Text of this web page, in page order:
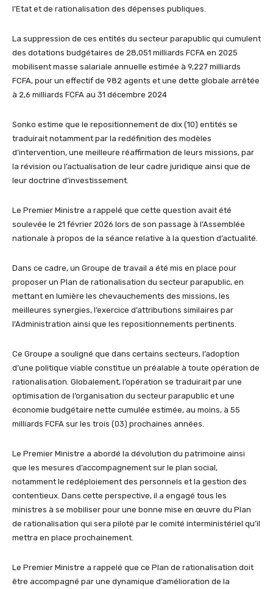
l’Etat et de rationalisation des dépenses publiques.
La suppression de ces entités du secteur parapublic qui cumulent
des dotations budgétaires de 28,051 milliards FCFA en 2025
mobilisent masse salariale annuelle estimée à 9,227 milliards
FCFA, pour un effectif de 982 agents et une dette globale arrêtée
à 2,6 milliards FCFA au 31 décembre 2024
Sonko estime que le repositionnement de dix (10) entités se
traduirait notamment par la redéfinition des modèles
d’intervention, une meilleure réaffirmation de leurs missions, par
la révision ou l’actualisation de leur cadre juridique ainsi que de
leur doctrine d’investissement.
Le Premier Ministre a rappelé que cette question avait été
soulevée le 21 février 2026 lors de son passage à l’Assemblée
nationale à propos de la séance relative à la question d’actualité.
Dans ce cadre, un Groupe de travail a été mis en place pour
proposer un Plan de rationalisation du secteur parapublic, en
mettant en lumière les chevauchements des missions, les
meilleures synergies, l’exercice d’attributions similaires par
l’Administration ainsi que les repositionnements pertinents.
Ce Groupe a souligné que dans certains secteurs, l’adoption
d’une politique viable constitue un préalable à toute opération de
rationalisation. Globalement, l’opération se traduirait par une
optimisation de l’organisation du secteur parapublic et une
économie budgétaire nette cumulée estimée, au moins, à 55
milliards FCFA sur les trois (03) prochaines années.
Le Premier Ministre a abordé la dévolution du patrimoine ainsi
que les mesures d’accompagnement sur le plan social,
notamment le redéploiement des personnels et la gestion des
contentieux. Dans cette perspective, il a engagé tous les
ministres à se mobiliser pour une bonne mise en œuvre du Plan
de rationalisation qui sera piloté par le comité interministériel qu’il
mettra en place prochainement.
Le Premier Ministre a rappelé que ce Plan de rationalisation doit
être accompagné par une dynamique d’amélioration de la